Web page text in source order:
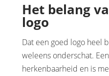
Het belang
logo
Dat een goed logo heel
weleens onderschat.
herkenbaarheid en is